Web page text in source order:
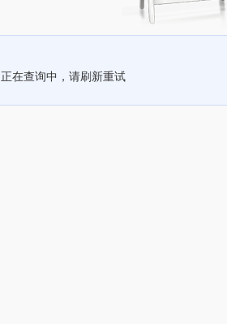
正在查询中，请刷新重试